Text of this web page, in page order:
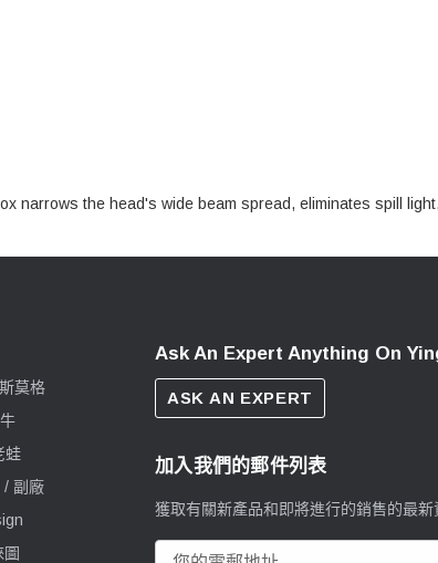
narrows the head's wide beam spread, eliminates spill
莫格
蛙
/ 副廠
圖
Ask An Expert Anything On
ASK AN EXPERT
加入我們的郵件列表
獲取有關新產品和即將進行的銷售的最新